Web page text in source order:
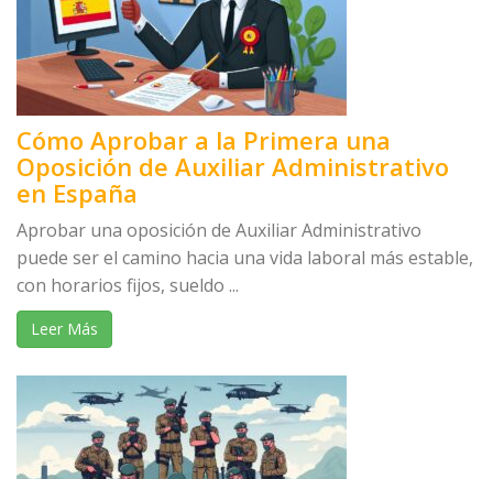
Cómo Aprobar a la Primera una
Oposición de Auxiliar Administrativo
en España
Aprobar una oposición de Auxiliar Administrativo
puede ser el camino hacia una vida laboral más estable,
con horarios fijos, sueldo ...
Leer Más